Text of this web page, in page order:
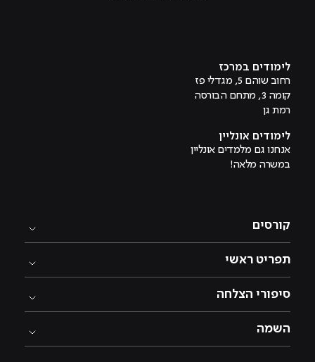
לימודים במרכז
רחוב שוהם 5, מגדלי פז
קומה 3, מתחם הבורסה
רמת גן
לימודים אונליין
אנחנו גם מלמדים אונליין
במשרה מלאה!
קורסים
תפריט ראשי
סיפורי הצלחה
השמה